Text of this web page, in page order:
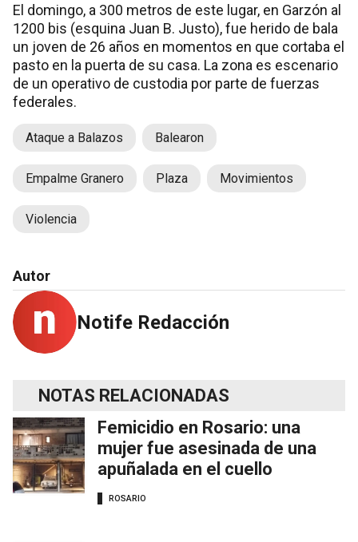
El domingo, a 300 metros de este lugar, en Garzón al
1200 bis (esquina Juan B. Justo), fue herido de bala
un joven de 26 años en momentos en que cortaba el
pasto en la puerta de su casa. La zona es escenario
de un operativo de custodia por parte de fuerzas
federales.
Ataque a Balazos Balearon
Empalme Granero Plaza Movimientos
Violencia
Autor
Notife Redacción
NOTAS RELACIONADAS
Femicidio en Rosario: una
mujer fue asesinada de una
apuñalada en el cuello
ROSARIO